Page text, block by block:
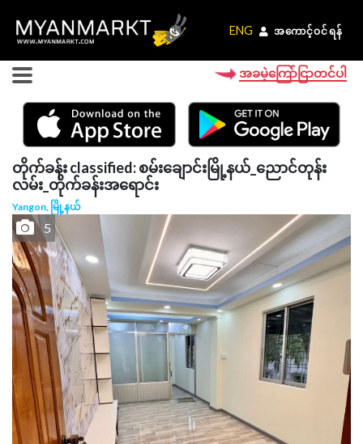
ENG အကောင့်ဝင်ရန်
ENG အကောင့်ဝင်ရန်
အခမဲ့ကြော်ငြာတင်ပါ
တိုက်ခန်း classified: စမ်းချောင်းမြို့နယ်_ညောင်တုန်း
လမ်း_တိုက်ခန်းအရောင်း
Yangon, မြို့နယ်
5